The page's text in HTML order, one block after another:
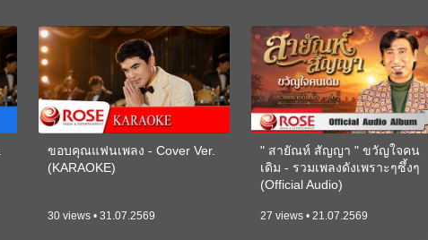
ขอบคุณแฟนเพลง - Cover Ver.
(KARAOKE)
30 views • 31.07.2569
" สายัณห์ สัญญา " ขวัญใจคน
เดิม - รวมเพลงดังเพราะๆซึ้งๆ
(Official Audio)
27 views • 21.07.2569